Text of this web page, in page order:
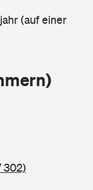
(auf einer
302)